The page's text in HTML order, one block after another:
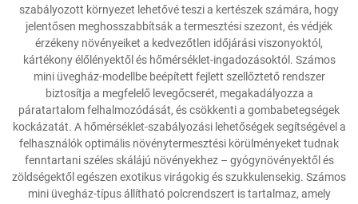
szabályozott környezet lehetővé teszi a kertészek számára, hogy
jelentősen meghosszabbítsák a termesztési szezont, és védjék
érzékeny növényeiket a kedvezőtlen időjárási viszonyoktól,
kártékony élőlényektől és hőmérséklet-ingadozásoktól. Számos
mini üvegház-modellbe beépített fejlett szellőztető rendszer
biztosítja a megfelelő levegőcserét, megakadályozza a
páratartalom felhalmozódását, és csökkenti a gombabetegségek
kockázatát. A hőmérséklet-szabályozási lehetőségek segítségével a
felhasználók optimális növénytermesztési körülményeket tudnak
fenntartani széles skálájú növényekhez – gyógynövényektől és
zöldségektől egészen exotikus virágokig és szukkulensekig. Számos
mini üvegház-típus állítható polcrendszert is tartalmaz, amely